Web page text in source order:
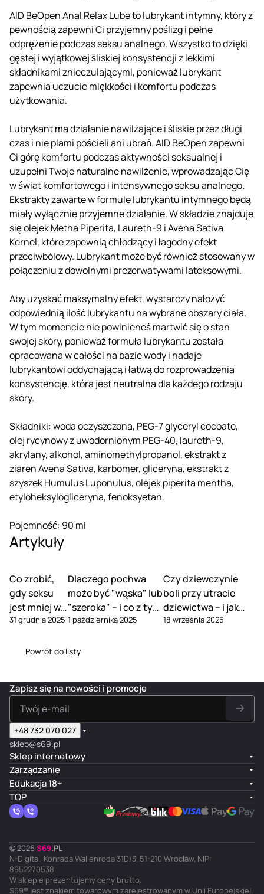
AID BeOpen Anal Relax Lube to lubrykant intymny, który z
pewnością zapewni Ci przyjemny poślizg i pełne
odprężenie podczas seksu analnego. Wszystko to dzięki
gęstej i wyjątkowej śliskiej konsystencji z lekkimi
składnikami znieczulającymi, ponieważ lubrykant
zapewnia uczucie miękkości i komfortu podczas
użytkowania.
Lubrykant ma działanie nawilżające i śliskie przez długi
czas i nie plami pościeli ani ubrań. AID BeOpen zapewni
Ci górę komfortu podczas aktywności seksualnej i
uzupełni Twoje naturalne nawilżenie, wprowadzając Cię
w świat komfortowego i intensywnego seksu analnego.
Ekstrakty zawarte w formule lubrykantu intymnego będą
miały wyłącznie przyjemne działanie. W składzie znajduje
się olejek Metha Piperita, Laureth-9 i Avena Sativa
Kernel, które zapewnią chłodzący i łagodny efekt
przeciwbólowy. Lubrykant może być również stosowany w
połączeniu z dowolnymi prezerwatywami lateksowymi.
Aby uzyskać maksymalny efekt, wystarczy nałożyć
odpowiednią ilość lubrykantu na wybrane obszary ciała.
W tym momencie nie powinieneś martwić się o stan
swojej skóry, ponieważ formuła lubrykantu została
opracowana w całości na bazie wody i nadaje
lubrykantowi oddychającą i łatwą do rozprowadzenia
konsystencję, która jest neutralna dla każdego rodzaju
skóry.
Składniki: woda oczyszczona, PEG-7 glyceryl cocoate,
olej rycynowy z uwodornionym PEG-40, laureth-9,
akrylany, alkohol, aminomethylpropanol, ekstrakt z
ziaren Avena Sativa, karbomer, gliceryna, ekstrakt z
szyszek Humulus Luponulus, olejek piperita mentha,
etyloheksylogliceryna, fenoksyetan.
Pojemność: 90 ml
Artykuły
Co zrobić,
gdy seksu
jest mniej w
związku
31 grudnia 2025
Dlaczego pochwa
może być "wąska" lub
"szeroka" – i co z tym
zrobić
1 października 2025
Czy dziewczynie
boli przy utracie
dziewictwa – i jak
tego uniknąć
18 września 2025
Powrót do listy
Zapisz się na nowości i promocje
+48 732 070 027
sklep@s69.pl
Sklep internetowy
Zarządzanie
Edukacja 18+
TOP
© 2026 S69.PL
N-Digital, Konrada Wallenroda 31D/3, 51-210 Wrocław, NIP:
8952270538
W sklepie prezentujemy ceny brutto.
S69® jest znakiem towarowym zarejestrowanym w Unii Europejskiej.